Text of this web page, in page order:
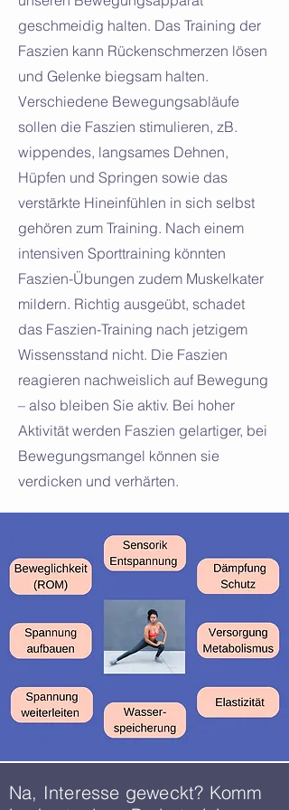
geschmeidig halten. Das Training der
Faszien kann Rückenschmerzen lösen
und Gelenke bieg­sam halten.
Verschiedene Bewegungs­abläufe
sollen die Faszien stimulieren, zB.
wippendes, lang­sames Dehnen,
Hüpfen und Springen sowie das
verstärkte Hinein­fühlen in sich selbst
gehören zum Training. Nach einem
intensiven Sport­training könnten
Faszien-Übungen zudem Muskelkater
mildern. Richtig ausgeübt, schadet
das Faszien-Training nach jetzigem
Wissens­stand nicht. Die Faszien
reagieren nach­weislich auf Bewegung
– also bleiben Sie aktiv. Bei hoher
Aktivität werden Faszien gelartiger, bei
Bewegungs­mangel können sie
verdicken und verhärten.
Na, Interesse geweckt? Komm